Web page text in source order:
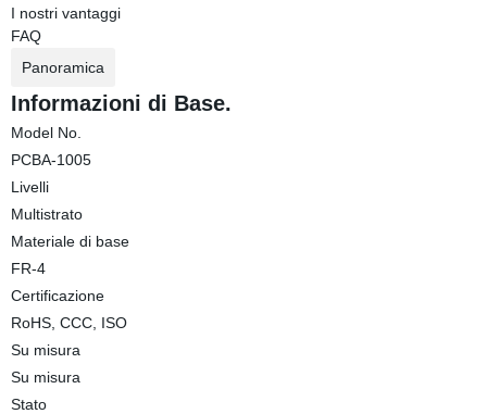
I nostri vantaggi
FAQ
Panoramica
Informazioni di Base.
Model No.
PCBA-1005
Livelli
Multistrato
Materiale di base
FR-4
Certificazione
RoHS, CCC, ISO
Su misura
Su misura
Stato